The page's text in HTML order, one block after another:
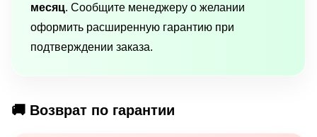
месяц. Сообщите менеджеру о желании
оформить расширенную гарантию при
подтверждении заказа.
🚚 Возврат по гарантии